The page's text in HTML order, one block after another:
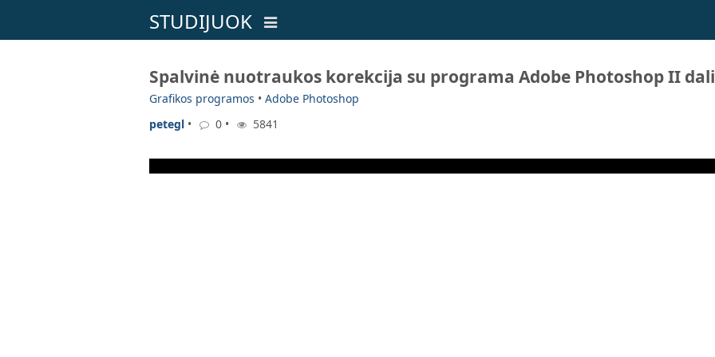
STUDIJUOK
Spalvinė nuotraukos korekcija su programa Adobe Photoshop II
Grafikos programos • Adobe Photoshop
petegl • 0 • 5841